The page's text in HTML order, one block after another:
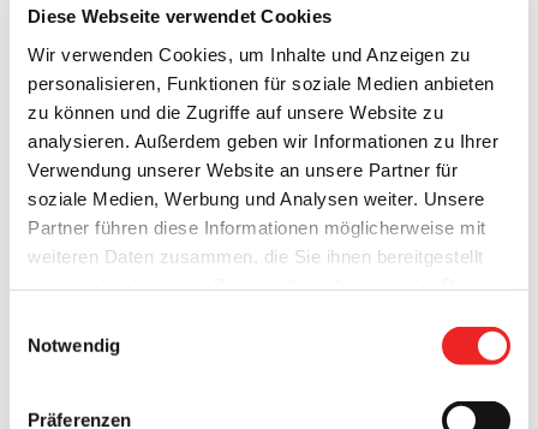
Diese Webseite verwendet Cookies
Wir verwenden Cookies, um Inhalte und Anzeigen zu
personalisieren, Funktionen für soziale Medien anbieten
zu können und die Zugriffe auf unsere Website zu
analysieren. Außerdem geben wir Informationen zu Ihrer
Verwendung unserer Website an unsere Partner für
soziale Medien, Werbung und Analysen weiter. Unsere
Partner führen diese Informationen möglicherweise mit
weiteren Daten zusammen, die Sie ihnen bereitgestellt
werden auch bei der Auswahl von
gesetzt.
Notwendig
Präferenzen
Saldo der verbliebenen positiv
getesteten Corona-Fälle
34
Anzahl der angeordneten
Anzahl der angeordneten